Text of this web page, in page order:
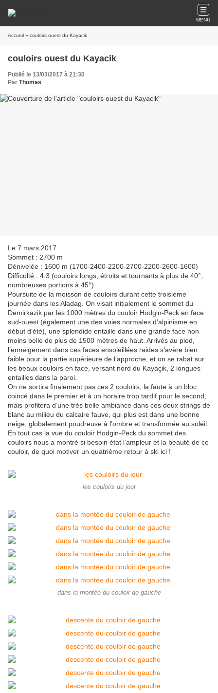
MENU
Accueil » couloirs ouest du Kayacik
couloirs ouest du Kayacik
Publié le 13/03/2017 à 21:30
Par Thomas
Le 7 mars 2017
Sommet : 2700 m
Dénivelée : 1600 m (1700-2400-2200-2700-2200-2600-1600)
Difficulté : 4.3 (couloirs longs, étroits et tournants à plus de 40°,
nombreuses portions à 45°)
Poursuite de la moisson de couloirs durant cette troisième
journée dans les Aladag. On visait initialement le sommet du
Demirkazik par les 1000 mètres du couloir Hodgin-Peck en face
sud-ouest (également une des voies normales d’alpinisme en
début d’été), une splendide entaille dans une grande face non
moins belle de plus de 1500 mètres de haut. Arrivés au pied,
l’enneigement dans ces faces ensoleillées raides s’avère bien
faible pour la partie supérieure de l’approche, et on se rabat sur
les beaux couloirs en face, versant nord du Kayaçik, 2 longues
entailles dans la paroi.
On ne sortira finalement pas ces 2 couloirs, la faute à un bloc
coincé dans le premier et à un horaire trop tardif pour le second,
mais profitera d’une très belle ambiance dans ces deux strings de
blanc au milieu du calcaire fauve, qui plus est dans une bonne
neige, globalement poudreuse à l’ombre et transformée au soleil.
En tout cas la vue du couloir Hodgin-Peck du sommet des
couloirs nous a montré si besoin état l’ampleur et la beauté de ce
couloir, de quoi motiver un quatrième retour à ski ici !
les couloirs du jour
dans la montée du couloir de gauche